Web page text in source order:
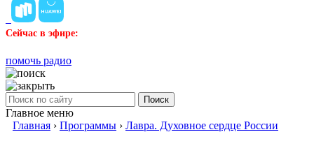
Сейчас в эфире:
помочь радио
Поиск
Главное меню
Главная › Программы › Лавра. Духовное сердце России